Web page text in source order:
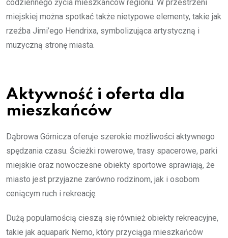
codziennego życia mieszkańców regionu. W przestrzeni
miejskiej można spotkać także nietypowe elementy, takie jak
rzeźba Jimi’ego Hendrixa, symbolizująca artystyczną i
muzyczną stronę miasta.
Aktywność i oferta dla
mieszkańców
Dąbrowa Górnicza oferuje szerokie możliwości aktywnego
spędzania czasu. Ścieżki rowerowe, trasy spacerowe, parki
miejskie oraz nowoczesne obiekty sportowe sprawiają, że
miasto jest przyjazne zarówno rodzinom, jak i osobom
ceniącym ruch i rekreację.
Dużą popularnością cieszą się również obiekty rekreacyjne,
takie jak aquapark Nemo, który przyciąga mieszkańców